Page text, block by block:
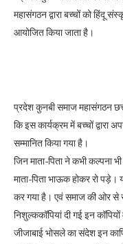
महासंगठन द्वारा बच्चों को हिंदू
आयोजित किया जाता है।
प्रदेश कुनबी समाज महासंगठन
कि इस कार्यक्रम में बच्चों द्वारा
सम्मानित किया गया है।
जिन माता-पिता ने कभी कल्पना भी
माता-पिता भाऊक होकर रो
कर गया है। एवं समाज की ओर से
निशुल्ककॉपियां दी गई इन
जीजाबाई भोसले का संदेश इन